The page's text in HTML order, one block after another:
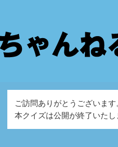
ご訪問ありがとうございます
本クイズは公開が終了いたし